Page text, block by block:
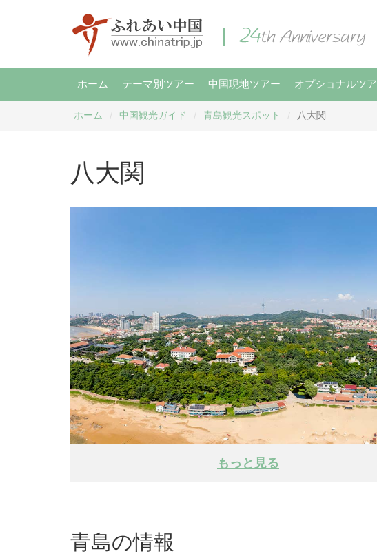
ホーム テーマ別ツアー 中国現地ツアー オプショナルツ
ホーム 中国観光ガイド 青島観光スポット 八大関
八大関
もっと見る
青島の情報